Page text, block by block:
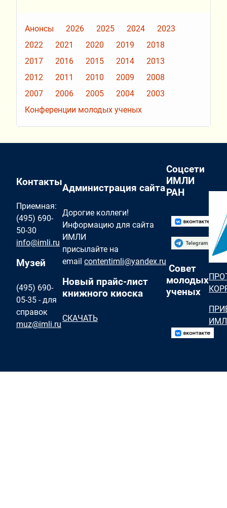
Анонсы 2026 2025 2024
2023
2022
2021 2020 2019
2018
2017
2016 2015 2014
2013
2012
2011 2010 2009
2008
2007
2006 2005 2004
2003
Конференции молодых ученых
Контакты
Приемная:
(495) 690-
50-30
info@imli.ru
Музей
(495) 690-
05-35 - для
справок
muz@imli.ru
Администрация сайта
Дорогие коллеги!
Информацию для сайта
ИМЛИ
присылайте на
email contentimli@yandex.ru
Новый прайс-лист
книжного киоска
СКАЧАТЬ
Соцсети
ИМЛИ
РАН
Совет
молодых
ученых